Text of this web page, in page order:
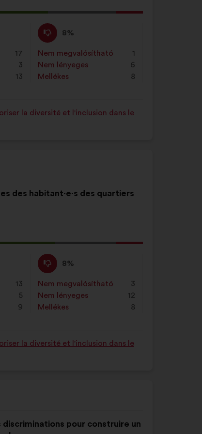
gombra.
17
3
13
Nem
értek
egyet
:
8%
Ezt
a
javaslatot
a
következő
Nem megvalósítható
: 1
szer
Nem lényeges
: 6
szer
Mellékes
: 8
szer
la diversité et l'inclusion dans le
des habitant·e·s des quartiers
13
5
9
Nem
értek
egyet
:
8%
Ezt
a
javaslatot
a
következő
Nem megvalósítható
: 3
szer
Nem lényeges
: 12
szer
Mellékes
: 8
szer
la diversité et l'inclusion dans le
pour construire un